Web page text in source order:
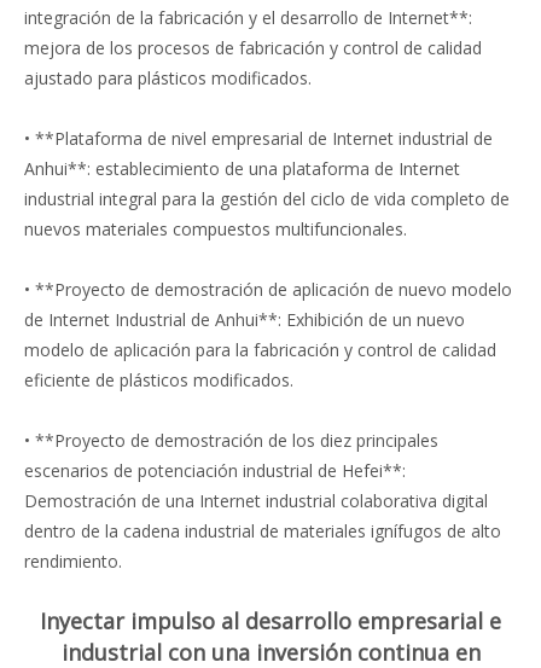
integración de la fabricación y el desarrollo de Internet**:
mejora de los procesos de fabricación y control de calidad
ajustado para plásticos modificados.
• **Plataforma de nivel empresarial de Internet industrial de
Anhui**: establecimiento de una plataforma de Internet
industrial integral para la gestión del ciclo de vida completo de
nuevos materiales compuestos multifuncionales.
• **Proyecto de demostración de aplicación de nuevo modelo
de Internet Industrial de Anhui**: Exhibición de un nuevo
modelo de aplicación para la fabricación y control de calidad
eficiente de plásticos modificados.
• **Proyecto de demostración de los diez principales
escenarios de potenciación industrial de Hefei**:
Demostración de una Internet industrial colaborativa digital
dentro de la cadena industrial de materiales ignífugos de alto
rendimiento.
Inyectar impulso al desarrollo empresarial e
industrial con una inversión continua en